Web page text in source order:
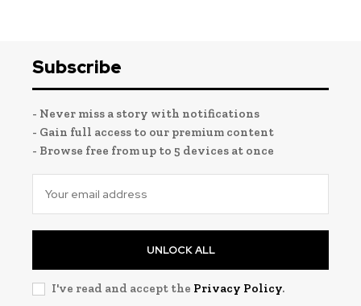
Subscribe
- Never miss a story with notifications
- Gain full access to our premium content
- Browse free from up to 5 devices at once
UNLOCK ALL
I've read and accept the Privacy Policy.